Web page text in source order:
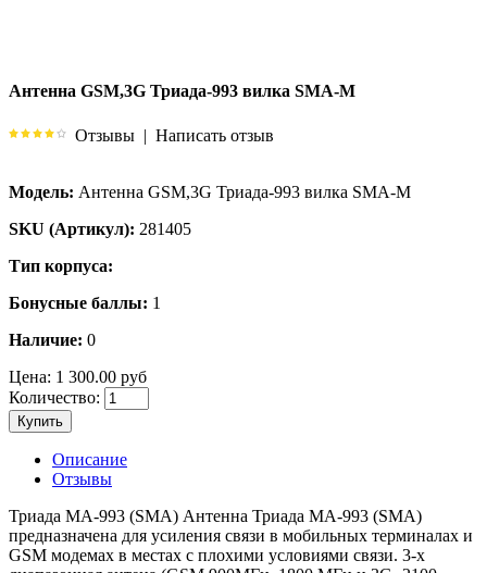
Антенна GSM,3G Триада-993 вилка SMA-M
Отзывы | Написать отзыв
Модель: Антенна GSM,3G Триада-993 вилка SMA-M
SKU (Артикул): 281405
Тип корпуса:
Бонусные баллы: 1
Наличие: 0
Цена: 1 300.00 руб
Количество:
Купить
Описание
Отзывы
Триада MA-993 (SMA) Антенна Триада МА-993 (SMA)
предназначена для усиления связи в мобильных терминалах и
GSM модемах в местах с плохими условиями связи. 3-х